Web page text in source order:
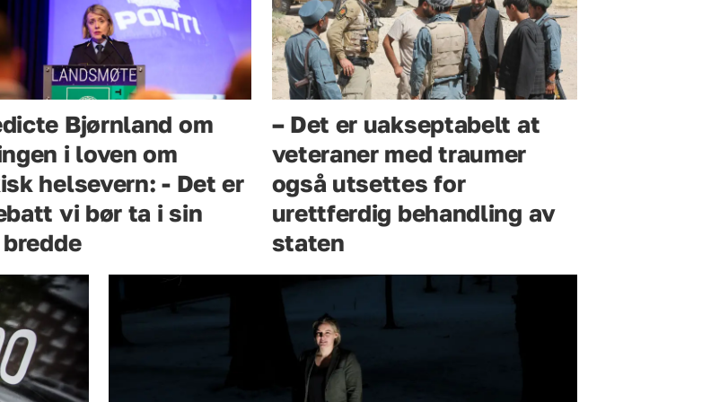
Bjørnland om
i loven om
helsevern: - Det er
vi bør ta i sin
– Det er uakseptabelt at
veteraner med traumer
også utsettes for
urettferdig behandling av
staten